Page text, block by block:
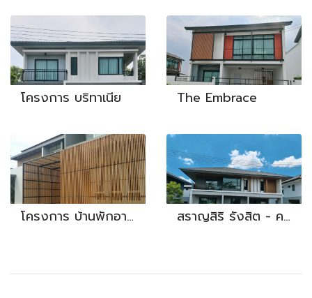
โครงการ บริทาเนีย The Embrace
โครงการ บ้านพักอาศัย คุณรุ่ง งานไม้ระแนง สราญสิริ รังสิต - คลอง 2